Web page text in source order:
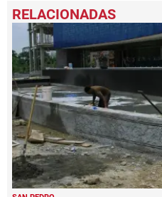
seconds
of
minutes,
11
seconds